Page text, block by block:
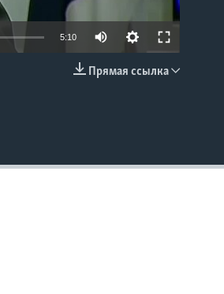
5:10
Прямая ссылка